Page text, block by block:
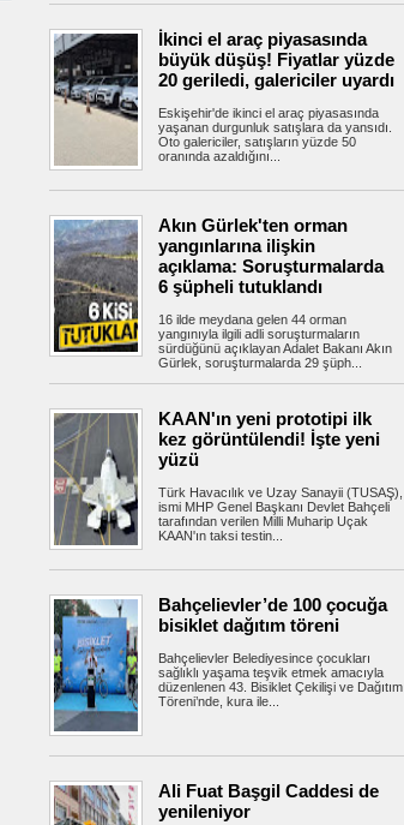
Çekmeköy’de istinat duvarı
yıkılan inşaatın yanındaki 5 katlı bina
boşaltıldı
Çekmeköy’de bir inşaatın istinat duvarı çöktü.
Ekipler, bitişikteki 5 katlı...
Esenyurt Belediyesi 1071
çocuğun sünnet işlemini gerçekleştirdi
Esenyurt Belediyesi, sünnet olacak 1071
çocuğun sünnet işlemini...
Büyükçekmece’de denizde bir
3’üncü gününde de devam etti
İstanbul Büyükçekmece’de denizde bir kişinin
kaybolduğu iddiası üzerine...
Sultangazi’de 10 araç birbirine
girdi: Trafik yoğunluğu havadan görüntülendi
TEM Otoyolu Sultangazi mevkiinde panelvan
Sancaktepe’de uyuşturucu
operasyonu: 191,70 gram uyuşturucu ele
geçirildi
ticareti yapıldığı belirlenen adrese...
İkinci el araç piyasasında
büyük düşüş! Fiyatlar yüzde
20 geriledi, galericiler uyardı
Eskişehir'de ikinci el araç piyasasında
yaşanan durgunluk satışlara da yansıdı.
Oto galericiler, satışların yüzde 50
oranında azaldığını...
Akın Gürlek'ten orman
yangınlarına ilişkin
açıklama: Soruşturmalarda
6 şüpheli tutuklandı
16 ilde meydana gelen 44 orman
yangınıyla ilgili adli soruşturmaların
sürdüğünü açıklayan Adalet Bakanı Akın
Gürlek, soruşturmalarda 29 şüph...
KAAN'ın yeni prototipi ilk
kez görüntülendi! İşte yeni
yüzü
Türk Havacılık ve Uzay Sanayii (TUSAŞ),
ismi MHP Genel Başkanı Devlet Bahçeli
tarafından verilen Milli Muharip Uçak
KAAN'ın taksi testin...
Bahçelievler’de 100 çocuğa
bisiklet dağıtım töreni
Bahçelievler Belediyesince çocukları
sağlıklı yaşama teşvik etmek amacıyla
düzenlenen 43. Bisiklet Çekilişi ve Dağıtım
Töreni’nde, kura ile...
Ali Fuat Başgil Caddesi de
yenileniyor